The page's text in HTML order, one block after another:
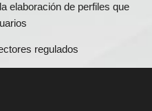
elaboración de perfiles que
regulados